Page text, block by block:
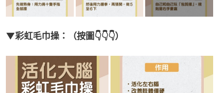
▼彩虹毛巾操：（按圖👇👇👇）